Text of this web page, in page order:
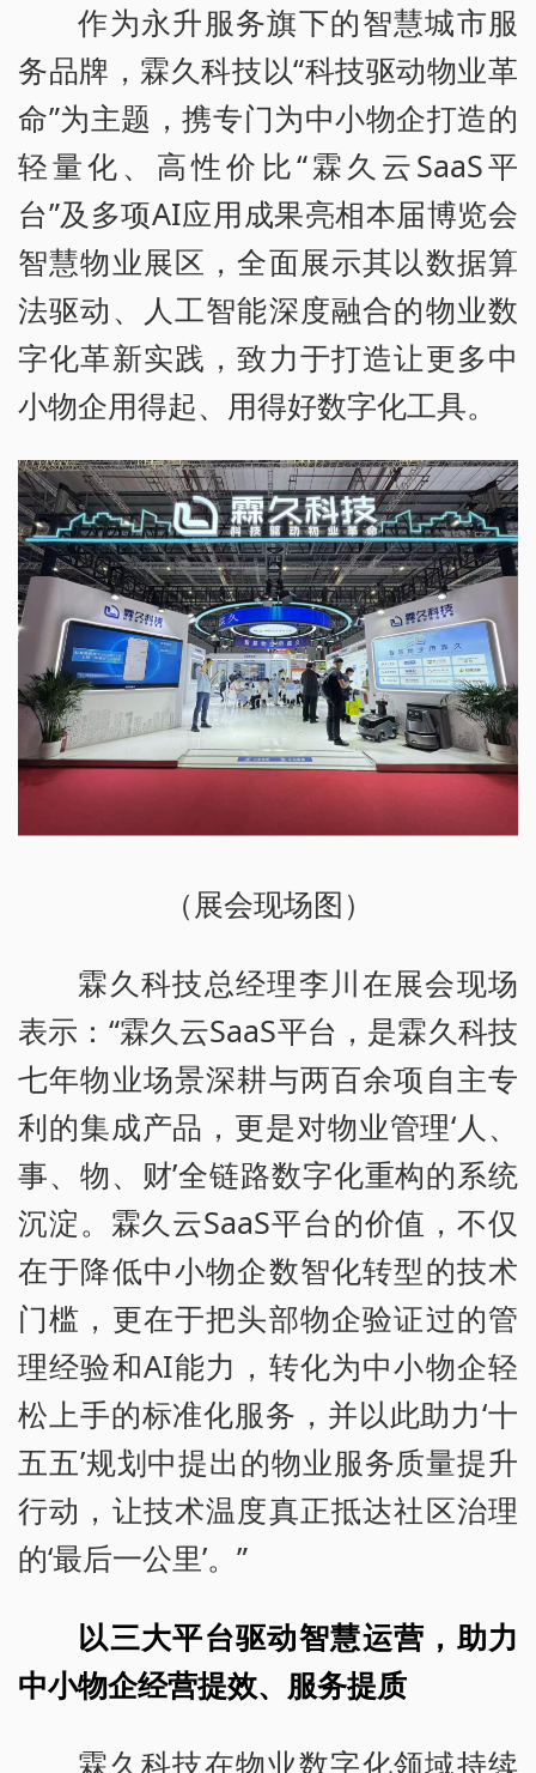
作为永升服务旗下的智慧城市服
务品牌，霖久科技以“科技驱动物业革
命”为主题，携专门为中小物企打造的
轻量化、高性价比“霖久云SaaS平
台”及多项AI应用成果亮相本届博览会
智慧物业展区，全面展示其以数据算
法驱动、人工智能深度融合的物业数
字化革新实践，致力于打造让更多中
小物企用得起、用得好数字化工具。
（展会现场图）
霖久科技总经理李川在展会现场
表示：“霖久云SaaS平台，是霖久科技
七年物业场景深耕与两百余项自主专
利的集成产品，更是对物业管理‘人、
事、物、财’全链路数字化重构的系统
沉淀。霖久云SaaS平台的价值，不仅
在于降低中小物企数智化转型的技术
门槛，更在于把头部物企验证过的管
理经验和AI能力，转化为中小物企轻
松上手的标准化服务，并以此助力‘十
五五’规划中提出的物业服务质量提升
行动，让技术温度真正抵达社区治理
的‘最后一公里’。”
以三大平台驱动智慧运营，助力
中小物企经营提效、服务提质
霖久科技在物业数字化领域持续